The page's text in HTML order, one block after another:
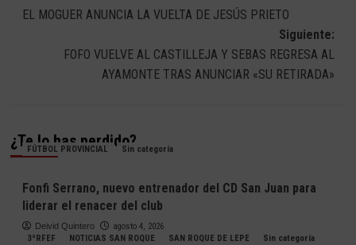
de
entradas
EL MOGUER ANUNCIA LA VUELTA DE JESÚS PRIETO
Siguiente:
FOFO VUELVE AL CASTILLEJA Y SEBAS REGRESA AL
AYAMONTE TRAS ANUNCIAR «SU RETIRADA»
¿Te lo has perdido?
FÚTBOL PROVINCIAL Sin categoría
Fonfi Serrano, nuevo entrenador del CD San Juan para
liderar el renacer del club
Deivid Quintero
agosto 4, 2026
3ªRFEF
NOTICIAS SAN ROQUE SAN ROQUE DE LEPE Sin categoría